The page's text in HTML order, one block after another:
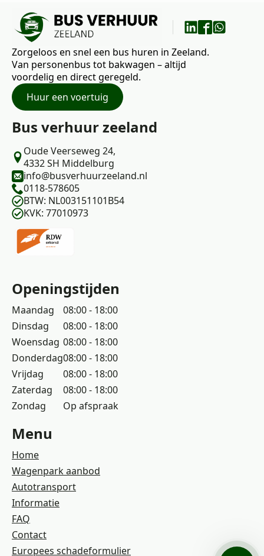
ons te bespreken.
Zorgeloos en snel een bus huren in Zeeland.
Van personenbus tot bakwagen – altijd
voordelig en direct geregeld.
Huur een voertuig
Bus verhuur zeeland
Oude Veerseweg 24,
4332 SH Middelburg
info@busverhuurzeeland.nl
0118-578605
BTW: NL003151101B54
KVK: 77010973
Openingstijden
Maandag
Dinsdag
Woensdag
Donderdag
Vrijdag
Zaterdag
Zondag
08:00 - 18:00
08:00 - 18:00
08:00 - 18:00
08:00 - 18:00
08:00 - 18:00
08:00 - 18:00
Op afspraak
Menu
Home
Wagenpark aanbod
Autotransport
Informatie
FAQ
Contact
Europees schadeformulier